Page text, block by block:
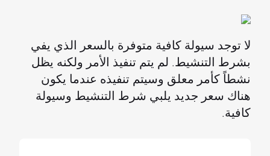
لا توجد سيولة كافية متوفرة بالسعر الذي يفي
بشرط التنشيط. لم يتم تنفيذ الأمر ولكنه يظل
نشطاً كأمر معلق وسيتم تنفيذه عندما يكون
هناك سعر جديد يلبي شرط التنشيط وسيولة
كافية.